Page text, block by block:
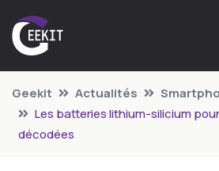
Geekit Actualités
Les batteries lithium-silicium
décodées